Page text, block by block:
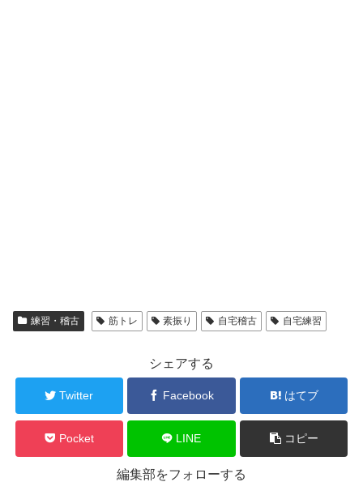
練習・稽古 筋トレ 素振り 自宅稽古 自宅練習
シェアする
Twitter Facebook はてブ
Pocket LINE コピー
編集部をフォローする